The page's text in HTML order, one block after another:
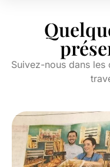
Suivez-nous dans